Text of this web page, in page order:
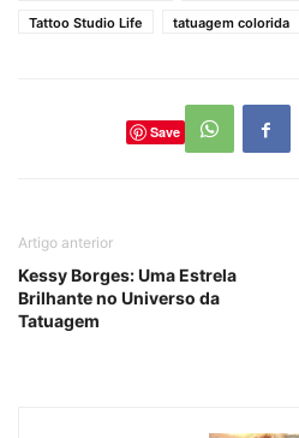
Tattoo Studio Life
tatuagem colorida
Save
Artigo anterior
Kessy Borges: Uma Estrela
Brilhante no Universo da
Tatuagem